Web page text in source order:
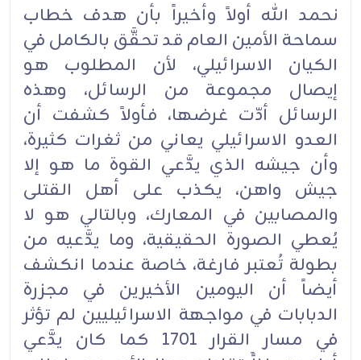
نحمد الله أولاً وأخيراً بأن هدف خطاب
سماحة الأمين العام قد تحقَّق بالكامل في
الكيان الاسرائيلي، لأن المطلوب هو
إيصال مجموعة من الرسائل، وهذه
الرسائل أدّت غرضها، فأولاً كشفت أن
العدو الاسرائيلي يعاني من ثغرات كثيرة،
وأن جيشه الذي يدَّعي القوة ما هو إلا
جيش واهن، يكذب على أهل القتلى
والمصابين في المعارك، وبالتالي هو لا
يُعطي الصورة الحقيقية، وما يدَّعيه من
بطولة تُعتبر فارغة، خاصة عندما انكشف
أيضاً أن اليومين الأخيرين في مجزرة
الدبابات في مواجهة الاسرائيليين لم تؤثر
في مسار القرار 1701 كما كان يدَّعي